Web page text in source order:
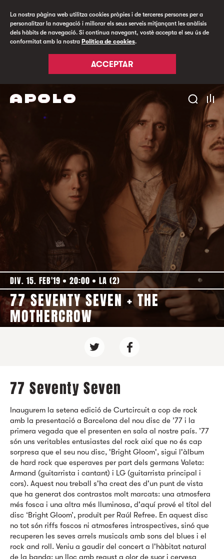
La nostra pàgina web utilitza cookies pròpies i de terceres persones per a
personalitzar la navegació i millorar els seus serveis mitjançant les anàlisis
dels hàbits de navegació. Si continua navegant, vostè accepta el seu ús de
conformitat amb la nostra Política de cookies.
ACCEPTAR
DIV. 15. FEB'19 20:00 LA (2)
77 SEVENTY SEVEN + THE
MOTHERCROW
77 Seventy Seven
Inaugurem la setena edició de Curtcircuit a cop de rock
amb la presentació a Barcelona del nou disc de ’77 i la
primera vegada que el presenten en sala al nostre país. ’77
són uns veritables entusiastes del rock així que no és cap
sorpresa que el seu nou disc, 'Bright Gloom', sigui l'àlbum
de hard rock que esperaves per part dels germans Valeta:
Armand (guitarrista i cantant) i LG (guitarrista principal i
cors). Aquest nou treball s'ha creat des d'un punt de vista
que ha generat dos contrastos molt marcats: una atmosfera
més fosca i una altra més lluminosa, d'aquí prové el títol del
disc ‘Bright Gloom’, produït per Raúl Refree. En aquest disc
no tot són riffs foscos ni atmosferes introspectives, sinó que
recuperen les seves arrels musicals amb sons del blues i el
rock and roll. Veniu a gaudir del concert a l'hàbitat natural
de la banda: un lloc amb regust a olor de suor i cervesa